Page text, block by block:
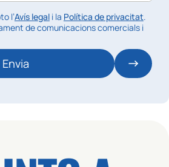
l’Avís legali la Política de privacitat.
de comunicacions comercials i
Envia